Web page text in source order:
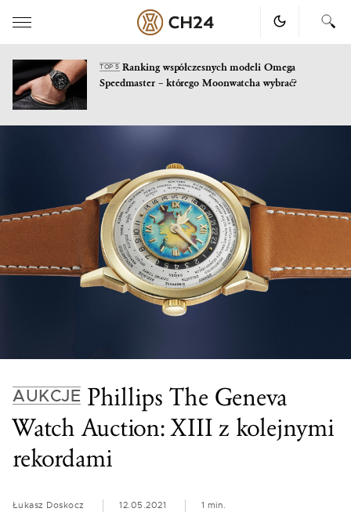
TOP 5Ranking współczesnych modeli Omega
Speedmaster – którego Moonwatcha wybrać?
AUKCJE Phillips The Geneva
Watch Auction: XIII z kolejnymi
rekordami
Łukasz Doskocz 12.05.2021 1 min.